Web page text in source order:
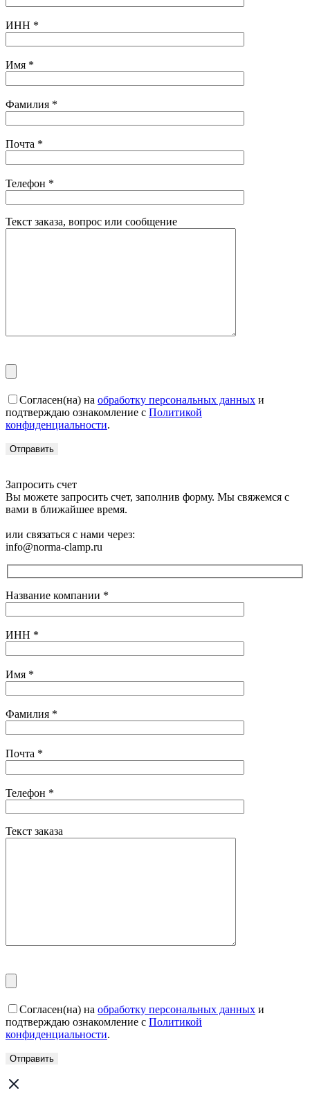
ИНН *
Имя *
Фамилия *
Почта *
Телефон *
Текст заказа, вопрос или сообщение
Согласен(на) на обработку персональных данных и
подтверждаю ознакомление с Политикой
конфиденциальности.
Запросить счет
Вы можете запросить счет, заполнив форму. Мы свяжемся с
вами в ближайшее время.
или связаться с нами через:
info@norma-clamp.ru
Название компании *
ИНН *
Имя *
Фамилия *
Почта *
Телефон *
Текст заказа
Согласен(на) на обработку персональных данных и
подтверждаю ознакомление с Политикой
конфиденциальности.